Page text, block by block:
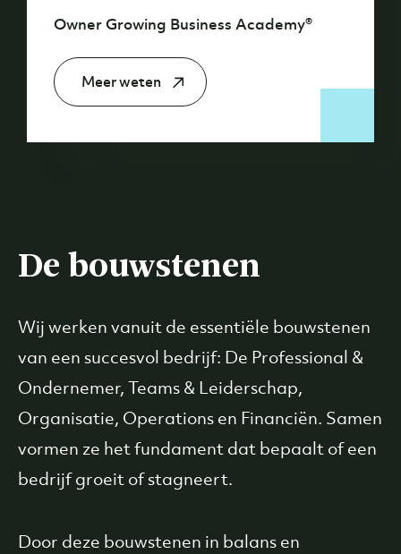
Owner Growing Business Academy®
Meer weten
De bouwstenen
Wij werken vanuit de essentiële bouwstenen
van een succesvol bedrijf: De Professional &
Ondernemer, Teams & Leiderschap,
Organisatie, Operations en Financiën. Samen
vormen ze het fundament dat bepaalt of een
bedrijf groeit of stagneert.
Door deze bouwstenen in balans en